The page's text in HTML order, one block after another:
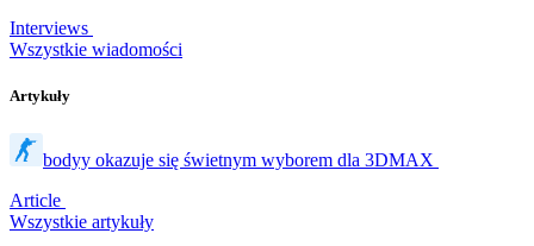
Interviews
Wszystkie wiadomości
Artykuły
bodyy okazuje się świetnym wyborem dla 3DMAX
Article
Wszystkie artykuły